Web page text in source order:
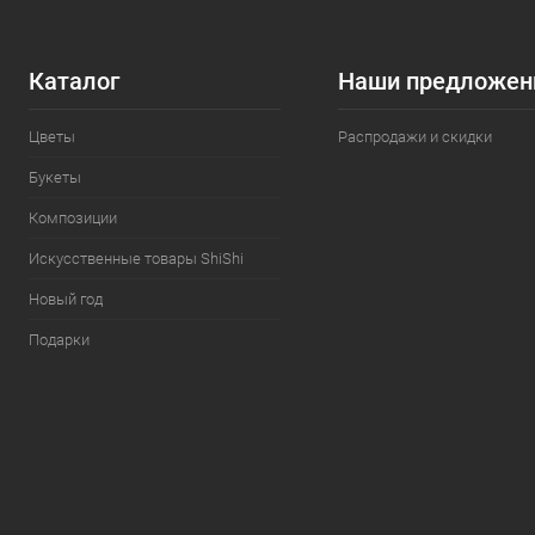
Каталог
Цветы
Букеты
Композиции
Искусственные товары ShiShi
Новый год
Подарки
Наши
Распродажи и скидки